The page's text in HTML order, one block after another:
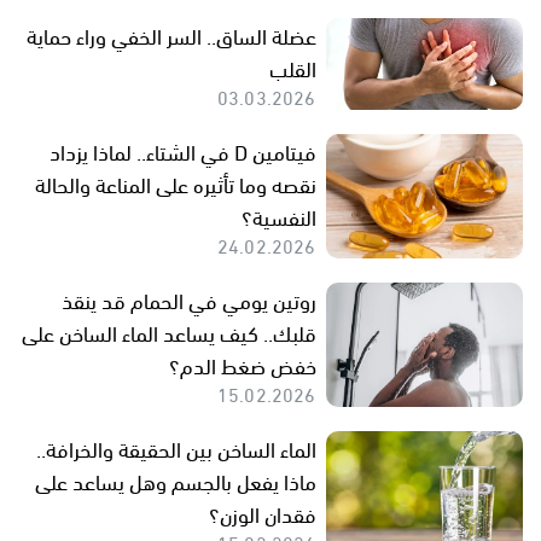
عضلة الساق.. السر الخفي وراء حماية
القلب
03.03.2026
فيتامين D في الشتاء.. لماذا يزداد
نقصه وما تأثيره على المناعة والحالة
النفسية؟
24.02.2026
روتين يومي في الحمام قد ينقذ
قلبك.. كيف يساعد الماء الساخن على
خفض ضغط الدم؟
15.02.2026
الماء الساخن بين الحقيقة والخرافة..
ماذا يفعل بالجسم وهل يساعد على
فقدان الوزن؟